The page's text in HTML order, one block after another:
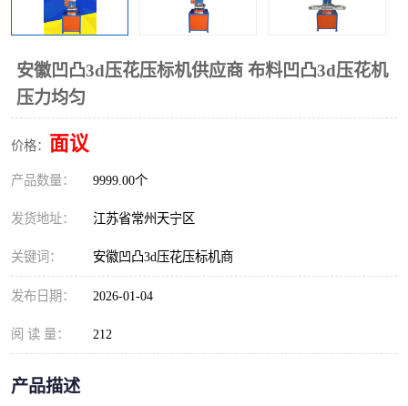
安徽凹凸3d压花压标机供应商 布料凹凸3d压花机
压力均匀
价格： 面议
产品数量： 9999.00个
发货地址： 江苏省常州天宁区
关键词： 安徽凹凸3d压花压标机商
发布日期： 2026-01-04
阅 读 量： 212
产品描述